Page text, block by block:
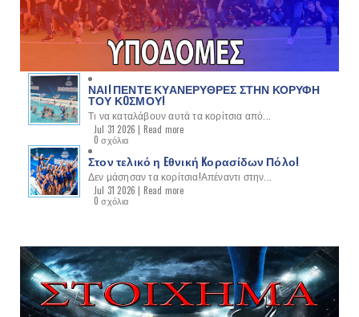
ΝΑΙ! ΠΕΝΤΕ ΚΥΑΝΕΡΥΘΡΕΣ ΣΤΗΝ ΚΟΡΥΦΗ
ΤΟΥ ΚOΣΜΟΥ!
Τι να καταλάβουν αυτά τα κορίτσια από...
Jul 31 2026 | Read more
0 σχόλια
Στον τελικό η Eθνική Kορασίδων Πόλο!
Δεν μάσησαν τα κορίτσια!Απέναντι στην...
Jul 31 2026 | Read more
0 σχόλια